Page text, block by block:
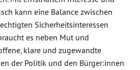
kann eine Balance zwischen
Sicherheitsinteressen
es neben Mut und
klare und zugewandte
der Politik und den Bürger:innen